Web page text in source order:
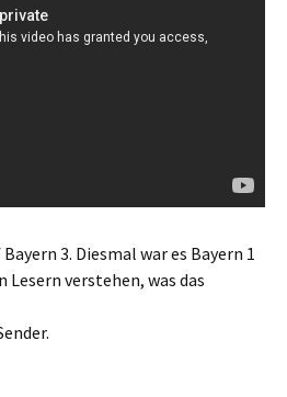
3. Diesmal war es Bayern 1
verstehen, was das